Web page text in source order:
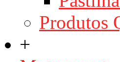
Produtos
+